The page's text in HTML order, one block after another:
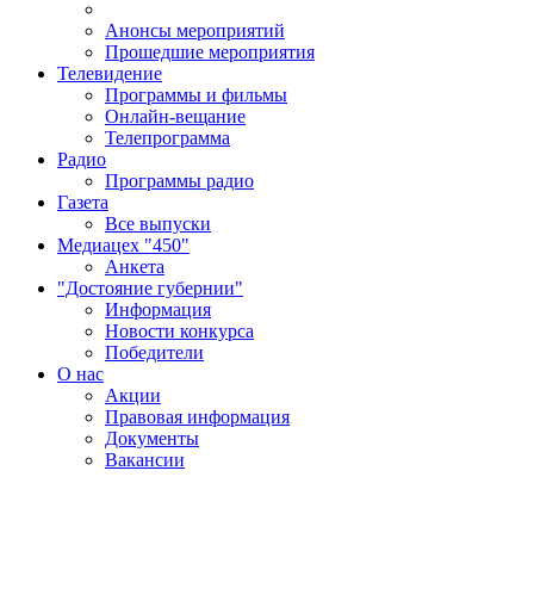
Анонсы мероприятий
Прошедшие мероприятия
Телевидение
Программы и фильмы
Онлайн-вещание
Телепрограмма
Радио
Программы радио
Газета
Все выпуски
Медиацех "450"
Анкета
"Достояние губернии"
Информация
Новости конкурса
Победители
О нас
Акции
Правовая информация
Документы
Вакансии